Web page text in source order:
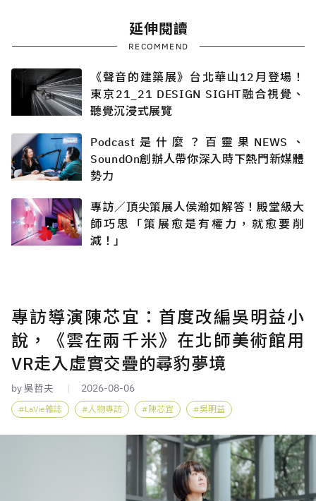
延伸閱讀
RECOMMEND
《聲音的建築展》台北華山12月登場！
東京21_21 DESIGN SIGHT融合視覺、
聽覺沉浸式展覽
Podcast是什麼？百靈果NEWS、
SoundOn創辦人帶你深入時下熱門新媒體
勢力
專訪／頂尖策展人侯瀚如解答！殿堂級大
師巧思「策展愈是有權力，就愈要削
減！」
專訪導演陳芯宜：首度改編吳明益小
說，《雲在兩千米》在北師美術館用
VR走入虛實交疊的尋豹夢境
by 吳哲夫 2026-08-06
LaVie雜誌 人物專訪 陳芯宜 吳明益